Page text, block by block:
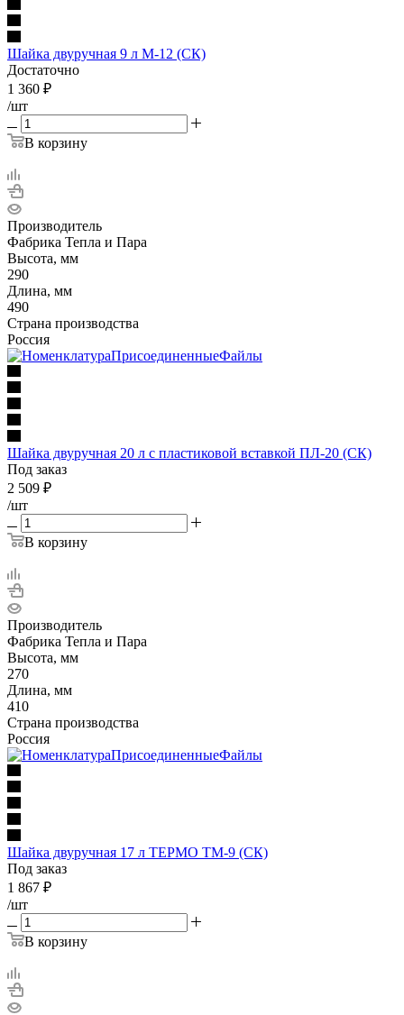
Шайка двуручная 9 л М-12 (СК)
Достаточно
1 360 ₽
/шт
В корзину
Производитель
Фабрика Тепла и Пара
Высота, мм
290
Длина, мм
490
Страна производства
Россия
Шайка двуручная 20 л с пластиковой вставкой ПЛ-20 (СК)
Под заказ
2 509 ₽
/шт
В корзину
Производитель
Фабрика Тепла и Пара
Высота, мм
270
Длина, мм
410
Страна производства
Россия
Шайка двуручная 17 л ТЕРМО ТМ-9 (СК)
Под заказ
1 867 ₽
/шт
В корзину